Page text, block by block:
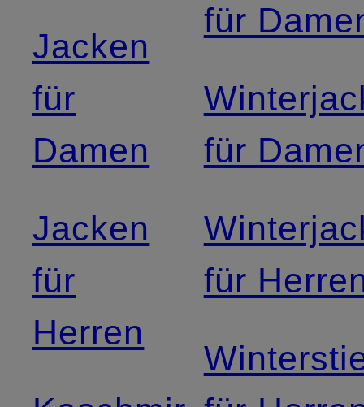
Jacken
für
Damen
Jacken
für
Herren
für
für
für